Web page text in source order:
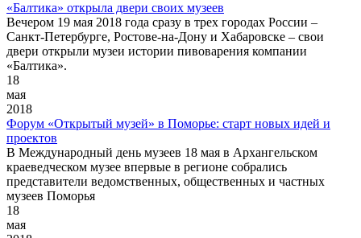
«Балтика» открыла двери своих музеев
Вечером 19 мая 2018 года сразу в трех городах России –
Санкт-Петербурге, Ростове-на-Дону и Хабаровске – свои
двери открыли музеи истории пивоварения компании
«Балтика».
18
мая
2018
Форум «Открытый музей» в Поморье: старт новых идей и
проектов
В Международный день музеев 18 мая в Архангельском
краеведческом музее впервые в регионе собрались
представители ведомственных, общественных и частных
музеев Поморья
18
мая